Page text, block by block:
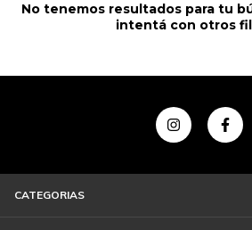
No tenemos resultados para tu
intentá con otros
CATEGORIAS